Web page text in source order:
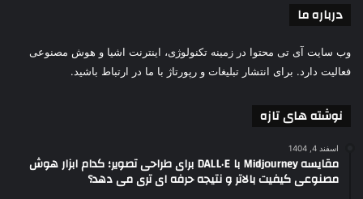
درباره ما
وب سایت آی تی محتوا در زمینه تکنولوژی، اینترنت اشیا و هوش مصنوعی
فعالیت دارد. برای انتشار تبلیغات و رپورتاژ با ما در ارتباط باشید.
نوشته های تازه
اسفند 4, 1404
مقایسه Midjourney با DALL·E برای طراحی تصویر؛ کدام ابزار هوش
مصنوعی کیفیت بالاتر و نتیجه حرفه ای تری می دهد؟